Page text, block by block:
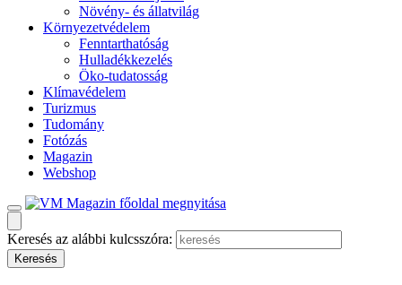
Növény- és állatvilág
Környezetvédelem
Fenntarthatóság
Hulladékkezelés
Öko-tudatosság
Klímavédelem
Turizmus
Tudomány
Fotózás
Magazin
Webshop
Keresés az alábbi kulcsszóra: